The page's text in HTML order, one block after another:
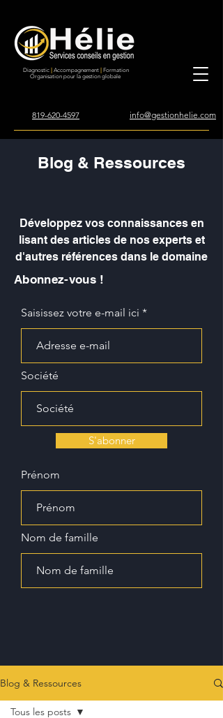
Diagnostic Accompagnement
Formation
Organisation pour la gestion globale
819-620-4597 info@gestionhelie.com
Blog & Ressources
Développez vos connaissances en
lisant des articles de nos experts et
d'autres références dans le domaine
Abonnez-vous !
Saisissez votre e-mail ici
Société
S'abonner
Prénom
Nom de famille
Blog & Ressources
Tous les posts